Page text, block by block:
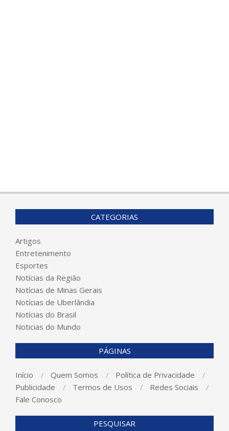
CATEGORIAS
Artigos
Entretenimento
Esportes
Notícias da Região
Notícias de Minas Gerais
Notícias de Uberlândia
Notícias do Brasil
Noticias do Mundo
PÁGINAS
Início Quem Somos
Política de Privacidade
Publicidade
Termos de Usos
Redes Sociais
Fale Conosco
PESQUISAR